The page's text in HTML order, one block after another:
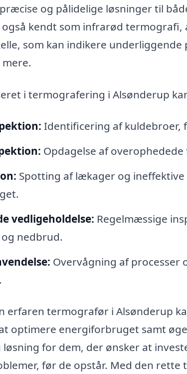
og pålidelige løsninger til
kendt som infrarød termografi,
som kan indikere underliggende
i termografering i Alsønderup
Identificering af kuldebroer,
Opdagelse af
Spotting af lækager og ineffektive
vedligeholdelse: Regelmæssige
nedbrud.
Overvågning af processer
erfaren termografør i Alsønderup
optimere energiforbruget samt
for dem, der ønsker at
før de opstår. Med den rette